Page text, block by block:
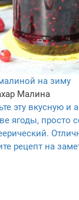
на зиму
Малина
эту вкусную и
ягоды, просто
рецепт на